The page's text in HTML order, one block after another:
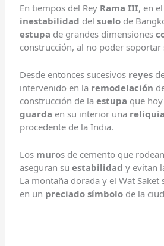
En tiempos del Rey Rama III, en
inestabilidad delsuelo de
estupa de grandes dimensiones
construcción, al no poder soportar
Desde entonces sucesivos reyes
intervenido en la remodelación
construcción de laestupa que
guarda en su interior una reliquia
procedente de la India.
Los muros de cemento que
aseguran suestabilidad y evitan
La montaña dorada y el Wat Saket
en un preciado símbolo de la